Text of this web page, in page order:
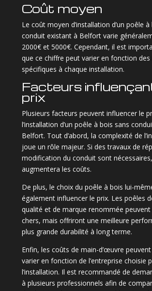
Coût moyen
Le coût moyen d’installation d’un poêle
conduit existant à Belfort varie
2000€ et 5000€. Cependant, il est
que ce chiffre peut varier en fonction des
spécifiques à chaque installation.
Facteurs
prix
Plusieurs facteurs peuvent influencer le
l’installation d’un poêle à bois sans
Belfort. Tout d’abord, la complexité de
joue un rôle majeur. Si des travaux de
modification du conduit sont
augmentera les coûts.
De plus, le choix du poêle à bois lui-
également influencer le prix. Les poêles
qualité et de marque renommée peuvent
chers, mais offriront une meilleure
plus grande durabilité à long terme.
Enfin, les coûts de main-d’œuvre
varier en fonction de l’entreprise choisie
l’installation. Il est recommandé de
à plusieurs professionnels afin de